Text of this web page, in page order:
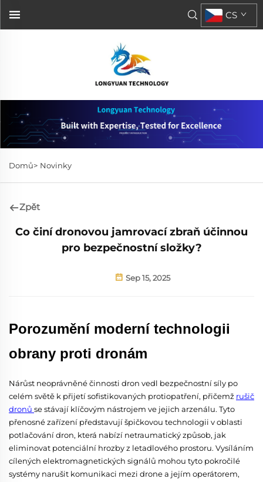
CS
Domů> Novinky
Zpět
Co činí dronovou jamrovací zbraň účinnou
pro bezpečnostní složky?
Sep 15, 2025
Porozumění moderní technologii
obrany proti dronám
Nárůst neoprávněné činnosti dron vedl bezpečnostní síly po
celém světě k přijetí sofistikovaných protiopatření, přičemž rušič
dronů se stávají klíčovým nástrojem ve jejich arzenálu. Tyto
přenosné zařízení představují špičkovou technologii v oblasti
potlačování dron, která nabízí netraumatický způsob, jak
eliminovat potenciální hrozby z letadlového prostoru. Vysíláním
cílených elektromagnetických signálů mohou tyto pokročilé
systémy narušit komunikaci mezi drone a jejím operátorem,